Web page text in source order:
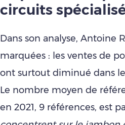
circuits
Dans son analyse, Antoine
marquées : les ventes de
ont surtout diminué dans
Le nombre moyen de
en 2021, 9 références, est